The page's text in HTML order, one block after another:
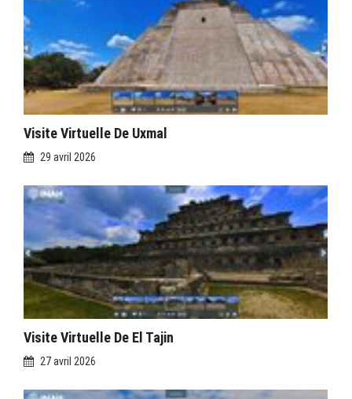
Visite Virtuelle De Uxmal
29 avril 2026
Visite Virtuelle De El Tajin
27 avril 2026